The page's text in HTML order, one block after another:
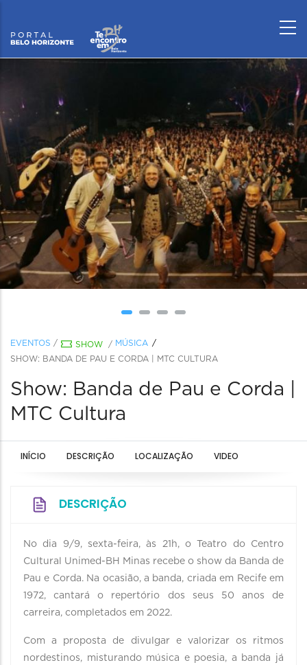
EVENTOS / SHOW / MÚSICA
SHOW: BANDA DE PAU E CORDA | MTC CULTURA
Show: Banda de Pau e Corda |
MTC Cultura
INÍCIO DESCRIÇÃO LOCALIZAÇÃO VIDEO
DESCRIÇÃO
No dia 9/9, sexta-feira, às 21h, o Teatro do Centro
Cultural Unimed-BH Minas recebe o show da Banda de
Pau e Corda. Na ocasião, a banda, criada em Recife em
1972, cantará o repertório dos seus 50 anos de
carreira, completados em 2022.
Com a proposta de divulgar e valorizar os ritmos
nordestinos, misturando música e poesia, a banda já